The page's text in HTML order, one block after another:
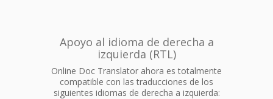
Apoyo al idioma de derecha a
izquierda (RTL)
Online Doc Translator ahora es totalmente
compatible con las traducciones de los
siguientes idiomas de derecha a izquierda: